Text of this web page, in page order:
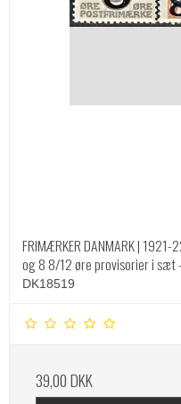
FRIMÆRKER DANMARK |
og 8 8/12 øre provisorier i sæt
DK18519
39,00 DKK